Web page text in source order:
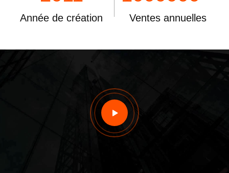
Année de création Ventes annuelles